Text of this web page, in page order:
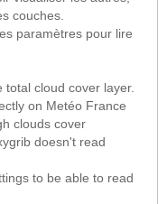
couches.
paramètres pour lire
cloud cover layer.
on Metéo France
clouds cover
doesn't read
to be able to read